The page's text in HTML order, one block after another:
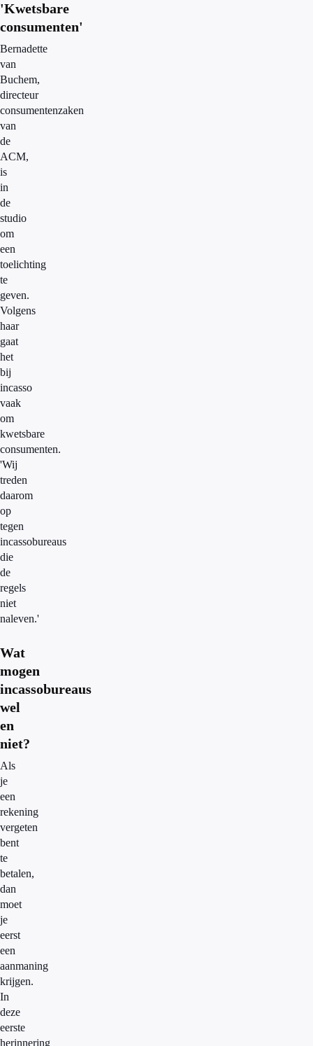
'Kwetsbare
consumenten'
Bernadette
van
Buchem,
directeur
consumentenzaken
van
de
ACM,
is
in
de
studio
om
een
toelichting
te
geven.
Volgens
haar
gaat
het
bij
incasso
vaak
om
kwetsbare
consumenten.
'Wij
treden
daarom
op
tegen
incassobureaus
die
de
regels
niet
naleven.'
Wat
mogen
incassobureaus
wel
en
niet?
Als
je
een
rekening
vergeten
bent
te
betalen,
dan
moet
je
eerst
een
aanmaning
krijgen.
In
deze
eerste
herinnering